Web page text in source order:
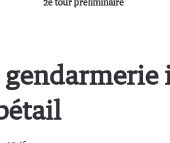
2e tour préliminaire